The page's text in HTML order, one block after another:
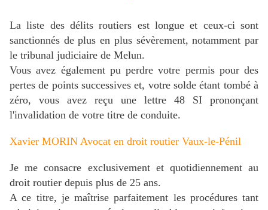
La liste des délits routiers est longue et ceux-ci sont
sanctionnés de plus en plus sévèrement, notamment par
le tribunal judiciaire de Melun.
Vous avez également pu perdre votre permis pour des
pertes de points successives et, votre solde étant tombé à
zéro, vous avez reçu une lettre 48 SI prononçant
l'invalidation de votre titre de conduite.
Xavier MORIN Avocat en droit routier Vaux-le-Pénil
Je me consacre exclusivement et quotidiennement au
droit routier depuis plus de 25 ans.
A ce titre, je maîtrise parfaitement les procédures tant